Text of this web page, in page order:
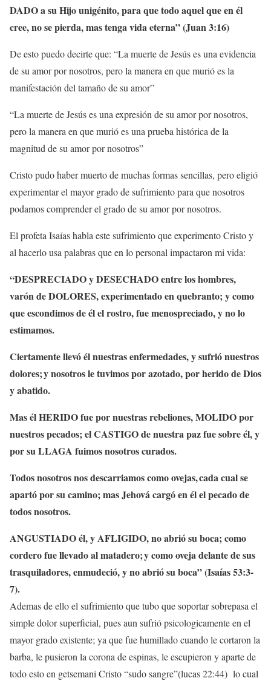
DADO a su Hijo unigénito, para que todo aquel que en él
cree, no se pierda, mas tenga vida eterna”(Juan 3:16)
De esto puedo decirte que: “La muerte de Jesús es una evidencia
de su amor por nosotros, pero la manera en que murió es la
manifestación del tamaño de su amor”
“La muerte de Jesús es una expresión de su amor por nosotros,
pero la manera en que murió es una prueba histórica de la
magnitud de su amor por nosotros”
Cristo pudo haber muerto de muchas formas sencillas, pero eligió
experimentar el mayor grado de sufrimiento para que nosotros
podamos comprender el grado de su amor por nosotros.
El profeta Isaías habla este sufrimiento que experimento Cristo y
al hacerlo usa palabras que en lo personal impactaron mi vida:
“DESPRECIADOy DESECHADOentre los hombres,
varón deDOLORES, experimentado en quebranto; y como
que escondimos de él el rostro, fue menospreciado, y no lo
estimamos.
Ciertamente llevó él nuestras enfermedades, y sufrió nuestros
dolores;y nosotros le tuvimos por azotado, por herido de Dios
y abatido.
Mas élHERIDOfue por nuestras rebeliones,MOLIDOpor
nuestros pecados; elCASTIGOde nuestra paz fue sobre él, y
por suLLAGA fuimos nosotros curados.
Todos nosotros nos descarriamos como ovejas,cada cual se
apartó por su camino; mas Jehová cargó en él el pecado de
todos nosotros.
ANGUSTIADOél, yAFLIGIDO, no abrió su boca; como
cordero fue llevado al matadero;y como oveja delante de sus
trasquiladores, enmudeció, y no abrió su boca”(Isaías 53:3-
7).
Ademas de ello el sufrimiento que tubo que soportar sobrepasa el
simple dolor superficial, pues aun sufrió psicologicamente en el
mayor grado existente; ya que fue humillado cuando le cortaron la
barba, le pusieron la corona de espinas, le escupieron y aparte de
todo esto en getsemani Cristo “sudo sangre”(lucas 22:44) lo cual